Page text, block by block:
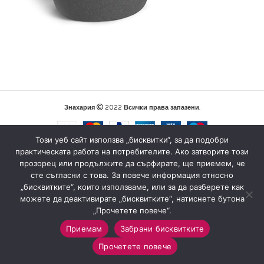
Знахария 2022 Всички права запазени.
Любими
0
Количка
Този уеб сайт използва „бисквитки“, за да подобри
практическата работа на потребителите. Ако затворите този
прозорец или продължите да сърфирате, ще приемем, че
сте съгласни с това. За повече информация относно
„бисквитките“, които използваме, или за да разберете как
можете да деактивирате „бисквитките“, натиснете бутона
„Прочетете повече“.
Приемам
Забрани бисквитките
Прочетете повече